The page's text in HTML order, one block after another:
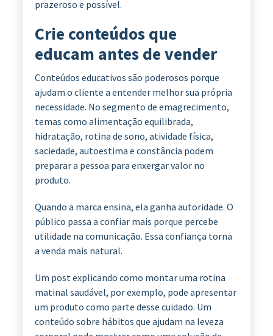
prazeroso e possível.
Crie conteúdos que
educam antes de vender
Conteúdos educativos são poderosos porque
ajudam o cliente a entender melhor sua própria
necessidade. No segmento de emagrecimento,
temas como alimentação equilibrada,
hidratação, rotina de sono, atividade física,
saciedade, autoestima e constância podem
preparar a pessoa para enxergar valor no
produto.
Quando a marca ensina, ela ganha autoridade. O
público passa a confiar mais porque percebe
utilidade na comunicação. Essa confiança torna
a venda mais natural.
Um post explicando como montar uma rotina
matinal saudável, por exemplo, pode apresentar
um produto como parte desse cuidado. Um
conteúdo sobre hábitos que ajudam na leveza